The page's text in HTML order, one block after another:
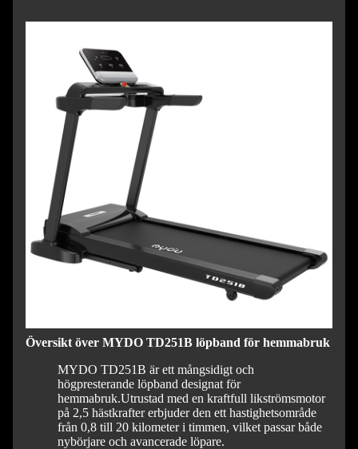
Översikt över MYDO TD251B löpband för hemmabruk
MYDO TD251B är ett mångsidigt och
högpresterande löpband designat för
hemmabruk.Utrustad med en kraftfull likströmsmotor
på 2,5 hästkrafter erbjuder den ett hastighetsområde
från 0,8 till 20 kilometer i timmen, vilket passar både
nybörjare och avancerade löpare.